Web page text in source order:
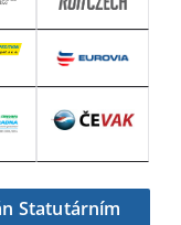
Statutárním